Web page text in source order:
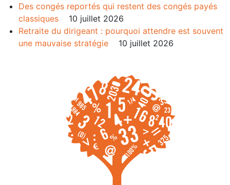
Des congés reportés qui restent des congés payés
classiques
10 juillet 2026
Retraite du dirigeant : pourquoi attendre est souvent
une mauvaise stratégie
10 juillet 2026